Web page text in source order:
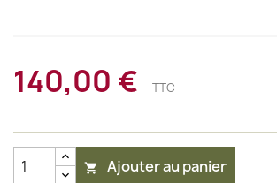
140,00 € TTC
 Ajouter au panier